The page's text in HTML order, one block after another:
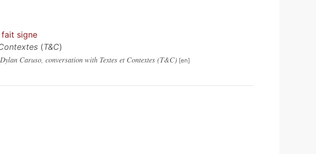
fait signe
(T&C)
Caruso, conversation with Textes et Contextes (T&C)